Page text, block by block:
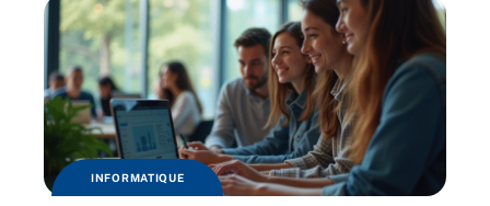
INFORMATIQUE